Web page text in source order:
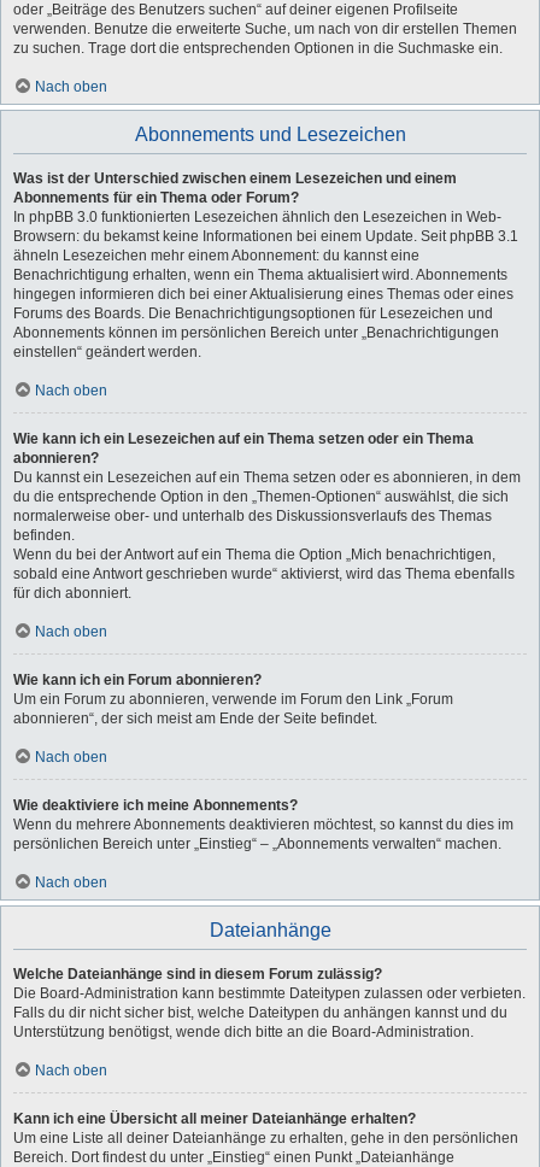
oder „Beiträge des Benutzers suchen“ auf deiner eigenen Profilseite
verwenden. Benutze die erweiterte Suche, um nach von dir erstellen Themen
zu suchen. Trage dort die entsprechenden Optionen in die Suchmaske ein.
Nach oben
Abonnements und Lesezeichen
Was ist der Unterschied zwischen einem Lesezeichen und einem
Abonnements für ein Thema oder Forum?
In phpBB 3.0 funktionierten Lesezeichen ähnlich den Lesezeichen in Web-
Browsern: du bekamst keine Informationen bei einem Update. Seit phpBB 3.1
ähneln Lesezeichen mehr einem Abonnement: du kannst eine
Benachrichtigung erhalten, wenn ein Thema aktualisiert wird. Abonnements
hingegen informieren dich bei einer Aktualisierung eines Themas oder eines
Forums des Boards. Die Benachrichtigungsoptionen für Lesezeichen und
Abonnements können im persönlichen Bereich unter „Benachrichtigungen
einstellen“ geändert werden.
Nach oben
Wie kann ich ein Lesezeichen auf ein Thema setzen oder ein Thema
abonnieren?
Du kannst ein Lesezeichen auf ein Thema setzen oder es abonnieren, in dem
du die entsprechende Option in den „Themen-Optionen“ auswählst, die sich
normalerweise ober- und unterhalb des Diskussionsverlaufs des Themas
befinden.
Wenn du bei der Antwort auf ein Thema die Option „Mich benachrichtigen,
sobald eine Antwort geschrieben wurde“ aktivierst, wird das Thema ebenfalls
für dich abonniert.
Nach oben
Wie kann ich ein Forum abonnieren?
Um ein Forum zu abonnieren, verwende im Forum den Link „Forum
abonnieren“, der sich meist am Ende der Seite befindet.
Nach oben
Wie deaktiviere ich meine Abonnements?
Wenn du mehrere Abonnements deaktivieren möchtest, so kannst du dies im
persönlichen Bereich unter „Einstieg“ – „Abonnements verwalten“ machen.
Nach oben
Dateianhänge
Welche Dateianhänge sind in diesem Forum zulässig?
Die Board-Administration kann bestimmte Dateitypen zulassen oder verbieten.
Falls du dir nicht sicher bist, welche Dateitypen du anhängen kannst und du
Unterstützung benötigst, wende dich bitte an die Board-Administration.
Nach oben
Kann ich eine Übersicht all meiner Dateianhänge erhalten?
Um eine Liste all deiner Dateianhänge zu erhalten, gehe in den persönlichen
Bereich. Dort findest du unter „Einstieg“ einen Punkt „Dateianhänge